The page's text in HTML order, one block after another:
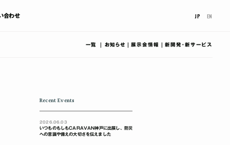
合わせ JP EN
一覧 お知らせ 展示会情報 新開発･新サービス
Recent Events
2026.06.03
いつものもしもCARAVAN神戸に出展し、防災
への意識や備えの大切さを伝えました